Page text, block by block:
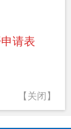
请表
【关闭】